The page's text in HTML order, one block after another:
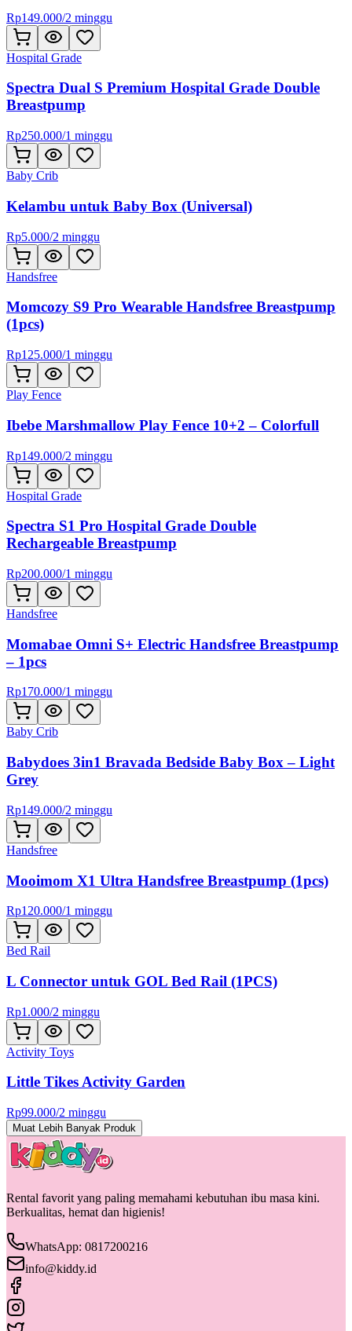
Rp149.000/2 minggu
Hospital Grade
Spectra Dual S Premium Hospital Grade Double
Breastpump
Rp250.000/1 minggu
Baby Crib
Kelambu untuk Baby Box (Universal)
Rp5.000/2 minggu
Handsfree
Momcozy S9 Pro Wearable Handsfree Breastpump
(1pcs)
Rp125.000/1 minggu
Play Fence
Ibebe Marshmallow Play Fence 10+2 – Colorfull
Rp149.000/2 minggu
Hospital Grade
Spectra S1 Pro Hospital Grade Double
Rechargeable Breastpump
Rp200.000/1 minggu
Handsfree
Momabae Omni S+ Electric Handsfree Breastpump
– 1pcs
Rp170.000/1 minggu
Baby Crib
Babydoes 3in1 Bravada Bedside Baby Box – Light
Grey
Rp149.000/2 minggu
Handsfree
Mooimom X1 Ultra Handsfree Breastpump (1pcs)
Rp120.000/1 minggu
Bed Rail
L Connector untuk GOL Bed Rail (1PCS)
Rp1.000/2 minggu
Activity Toys
Little Tikes Activity Garden
Rp99.000/2 minggu
Muat Lebih Banyak Produk
Rental favorit yang paling memahami kebutuhan ibu masa kini.
Berkualitas, hemat dan higienis!
WhatsApp: 0817200216
info@kiddy.id